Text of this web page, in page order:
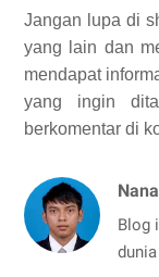
Jangan lupa di
yang lain dan
mendapat
yang ingin
berkomentar di
Blog